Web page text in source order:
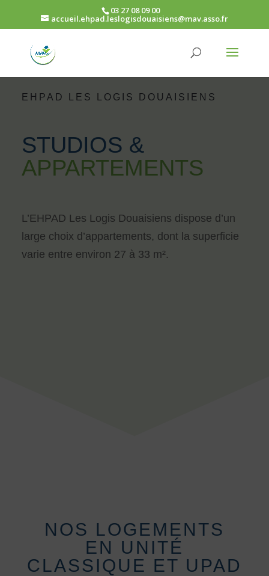
03 27 08 09 00
accueil.ehpad.leslogisdouaisiens@mav.asso.fr
EHPAD LES LOGIS DOUAISIENS
STUDIOS &
APPARTEMENTS
L’EHPAD Les Logis Douaisiens dispose d’un
large choix d’appartements, dont la superficie
varie entre environ 27 à 33 m².
NOS LOGEMENTS
EN UNITÉ
CLASSIQUE ET UPAD